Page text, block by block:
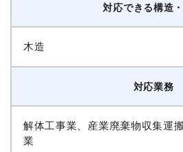
対応できる構造
木造
対応業務
解体工事業、産業廃棄物収集運
業